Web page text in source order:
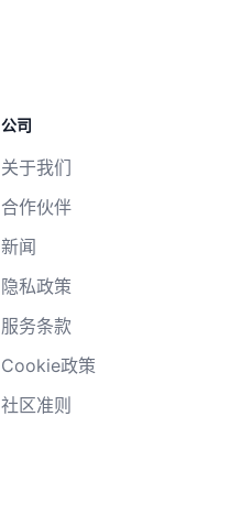
公司
关于我们
合作伙伴
新闻
隐私政策
服务条款
Cookie政策
社区准则